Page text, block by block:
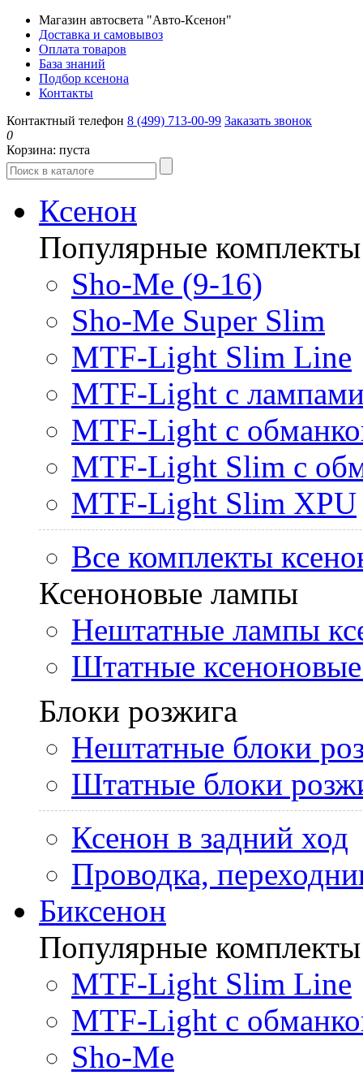
Магазин автосвета "Авто-Ксенон"
Доставка и самовывоз
Оплата товаров
База знаний
Подбор ксенона
Контакты
Контактный телефон 8 (499) 713-00-99 Заказать звонок
0
Корзина: пуста
Ксенон
Популярные комплекты
Sho-Me (9-16)
Sho-Me Super Slim
MTF-Light Slim Line
MTF-Light с
MTF-Light с
MTF-Light Slim с
MTF-Light Slim XPU
Все комплекты
Ксеноновые лампы
Нештатные лампы
Штатные
Блоки розжига
Нештатные блоки
Штатные блоки
Ксенон в задний ход
Проводка,
Биксенон
Популярные комплекты
MTF-Light Slim Line
MTF-Light с
Sho-Me